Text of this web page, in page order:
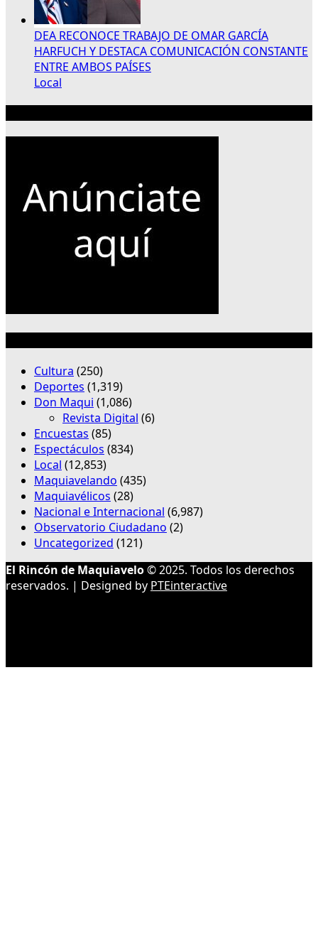
DEA RECONOCE TRABAJO DE OMAR GARCÍA
HARFUCH Y DESTACA COMUNICACIÓN CONSTANTE
ENTRE AMBOS PAÍSES
Local
Cultura (250)
Deportes (1,319)
Don Maqui (1,086)
Revista Digital (6)
Encuestas (85)
Espectáculos (834)
Local (12,853)
Maquiavelando (435)
Maquiavélicos (28)
Nacional e Internacional (6,987)
Observatorio Ciudadano (2)
Uncategorized (121)
El Rincón de Maquiavelo© 2025. Todos los derechos
reservados. | Designed by PTEinteractive